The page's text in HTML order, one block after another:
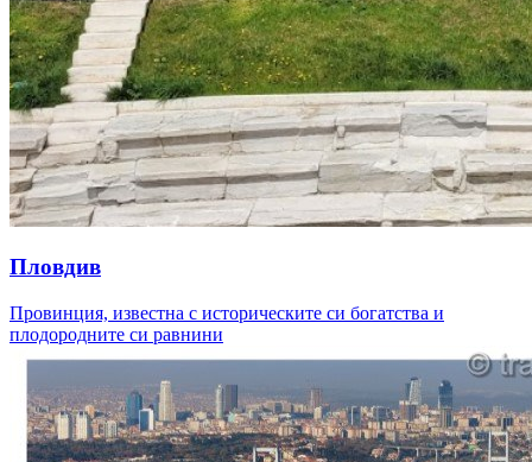
Пловдив
Провинция, известна с историческите си богатства и
плодородните си равнини